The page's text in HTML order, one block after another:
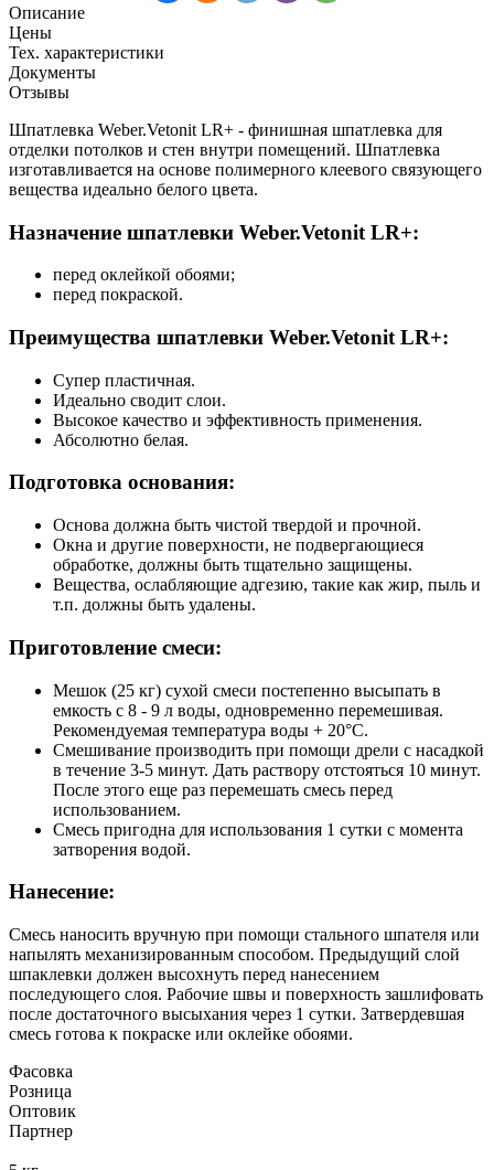
Описание
Цены
Тех. характеристики
Документы
Отзывы
Шпатлевка Weber.Vetonit LR+ - финишная шпатлевка для
отделки потолков и стен внутри помещений. Шпатлевка
изготавливается на основе полимерного клеевого связующего
вещества идеально белого цвета.
Назначение шпатлевки Weber.Vetonit LR+:
перед оклейкой обоями;
перед покраской.
Преимущества шпатлевки Weber.Vetonit LR+:
Супер пластичная.
Идеально сводит слои.
Высокое качество и эффективность применения.
Абсолютно белая.
Подготовка основания:
Основа должна быть чистой твердой и прочной.
Окна и другие поверхности, не подвергающиеся
обработке, должны быть тщательно защищены.
Вещества, ослабляющие адгезию, такие как жир, пыль и
т.п. должны быть удалены.
Приготовление смеси:
Мешок (25 кг) сухой смеси постепенно высыпать в
емкость с 8 - 9 л воды, одновременно перемешивая.
Рекомендуемая температура воды + 20°С.
Смешивание производить при помощи дрели с насадкой
в течение 3-5 минут. Дать раствору отстояться 10 минут.
После этого еще раз перемешать смесь перед
использованием.
Смесь пригодна для использования 1 сутки с момента
затворения водой.
Нанесение:
Смесь наносить вручную при помощи стального шпателя или
напылять механизированным способом. Предыдущий слой
шпаклевки должен высохнуть перед нанесением
последующего слоя. Рабочие швы и поверхность зашлифовать
после достаточного высыхания через 1 сутки. Затвердевшая
смесь готова к покраске или оклейке обоями.
Фасовка
Розница
Оптовик
Партнер